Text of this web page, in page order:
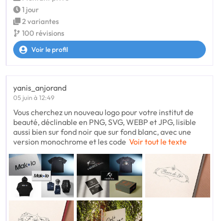
1 jour
2 variantes
100 révisions
Voir le profil
yanis_anjorand
05 juin à 12:49
Vous cherchez un nouveau logo pour votre institut de
beauté, déclinable en PNG, SVG, WEBP et JPG, lisible
aussi bien sur fond noir que sur fond blanc, avec une
version monochrome et les code Voir tout le texte